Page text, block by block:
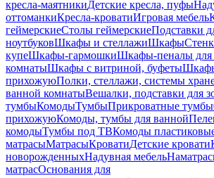
кресла-маятникиДетские кресла, пуфы
оттоманкиКресла-кроватиИгровая мебель
геймерскиеСтолы геймерскиеПодставки
ноутбуковШкафы и стеллажиШкафы
купеШкафы-гармошкиШкафы-пеналы для
комнатыШкафы с витриной, буфеты
прихожуюПолки, стеллажи, системы
ванной комнатыВешалки, подставки для
тумбыКомодыТумбыПрикроватные тумбы
прихожуюКомоды, тумбы для ванной
комодыТумбы под ТВКомоды
матрасыМатрасыКроватиДетские кровати
новорожденныхНадувная мебель
матрасОснования для